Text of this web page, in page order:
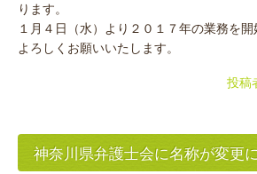
ります。
１月４日（水）より２０１７年の業務を
よろしくお願いいたします。
投稿
神奈川県弁護士会に名称が変更